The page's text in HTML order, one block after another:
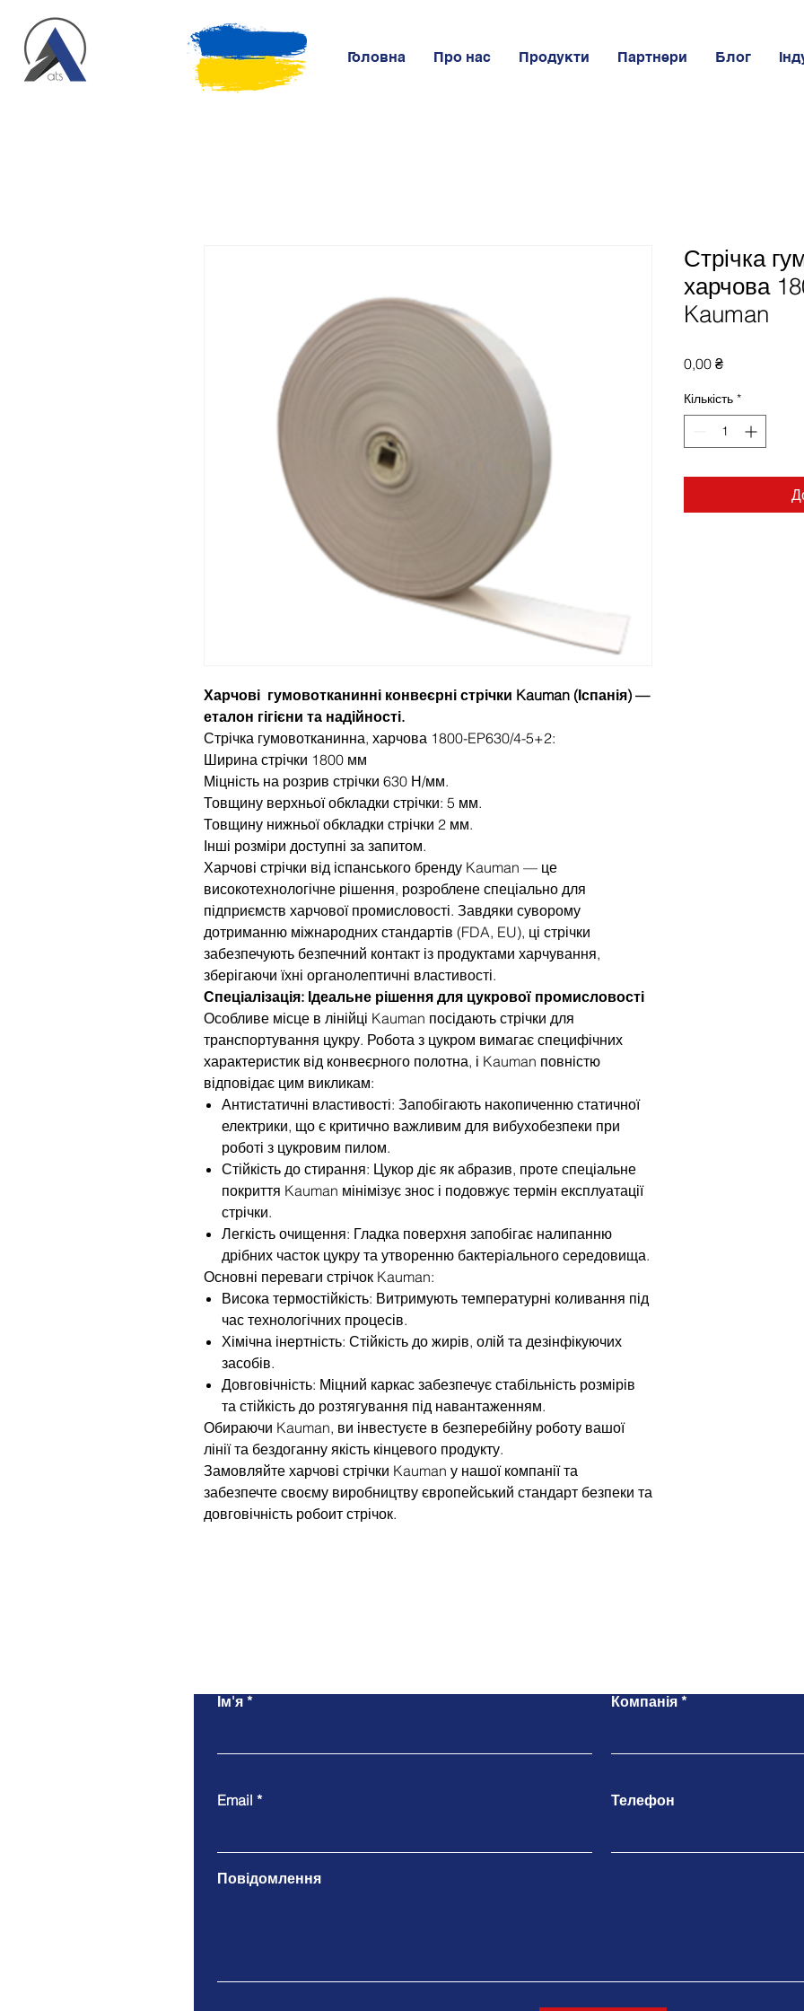
Головна Про нас Продукти Партнери Блог
Харчові гумовотканинні конвеєрні стрічки Kauman (Іспанія) —
еталон гігієни та надійності.
Стрічка гумовотканинна, харчова 1800-EP630/4-5+2:
Ширина стрічки 1800 мм
Міцність на розрив стрічки 630 Н/мм.
Товщину верхньої обкладки стрічки: 5 мм.
Товщину нижньої обкладки стрічки 2 мм.
Інші розміри доступні за запитом.
Харчові стрічки від іспанського бренду Kauman — це
високотехнологічне рішення, розроблене спеціально для
підприємств харчової промисловості. Завдяки суворому
дотриманню міжнародних стандартів (FDA, EU), ці стрічки
забезпечують безпечний контакт із продуктами харчування,
зберігаючи їхні органолептичні властивості.
Спеціалізація: Ідеальне рішення для цукрової промисловості
Особливе місце в лінійці Kauman посідають стрічки для
транспортування цукру. Робота з цукром вимагає специфічних
характеристик від конвеєрного полотна, і Kauman повністю
відповідає цим викликам:
Антистатичні властивості: Запобігають накопиченню статичної
електрики, що є критично важливим для вибухобезпеки при
роботі з цукровим пилом.
Стійкість до стирання: Цукор діє як абразив, проте спеціальне
покриття Kauman мінімізує знос і подовжує термін експлуатації
стрічки.
Легкість очищення: Гладка поверхня запобігає налипанню
дрібних часток цукру та утворенню бактеріального середовища.
Основні переваги стрічок Kauman:
Висока термостійкість: Витримують температурні коливання під
час технологічних процесів.
Хімічна інертність: Стійкість до жирів, олій та дезінфікуючих
засобів.
Довговічність: Міцний каркас забезпечує стабільність розмірів
та стійкість до розтягування під навантаженням.
Обираючи Kauman, ви інвестуєте в безперебійну роботу вашої
лінії та бездоганну якість кінцевого продукту.
Замовляйте харчові стрічки Kauman у нашої компанії та
забезпечте своєму виробництву європейський стандарт безпеки та
довговічність робоит стрічок.
Стрічка
харчова
Kauman
0,00 ₴Ціна
Кількість *
Ім'я Компанія
Email Телефон
Повідомлення